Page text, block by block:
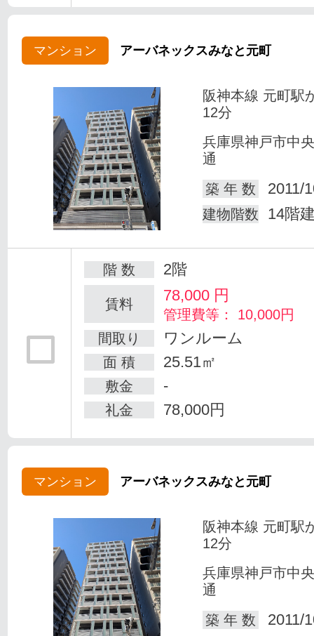
マンション アーバネックスみなと元町
阪神本線 元町駅
12分
兵庫県神戸市中
通
築 年 数
2011/
建物階数 14階
階 数 2階
賃料 78,000 円
管理費等： 10,000円
間取り
ワンルーム
面 積 25.51㎡
敷金 -
礼金 78,000円
マンション アーバネックスみなと元町
阪神本線 元町駅
12分
兵庫県神戸市中
通
築 年 数
2011/